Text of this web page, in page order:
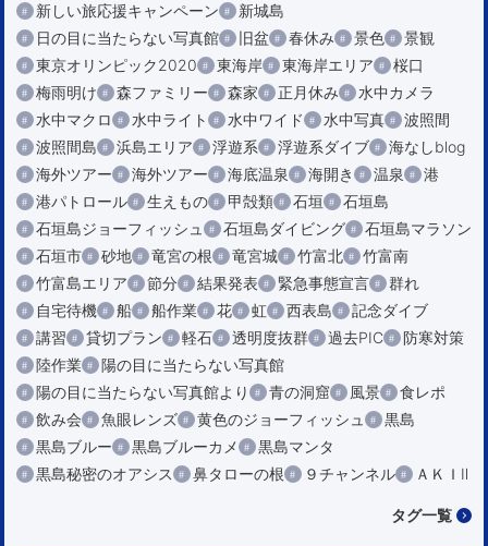
新しい旅応援キャンペーン
新城島
日の目に当たらない写真館
旧盆 春休み 景色
景観
東京オリンピック2020
東海岸 東海岸エリア
桜口
梅雨明け
森ファミリー 森家 正月休み
水中カメラ
水中マクロ
水中ライト 水中ワイド 水中写真
波照間
波照間島
浜島エリア 浮遊系 浮遊系ダイブ
海なしblog
海外ツアー
海外ツアー 海底温泉 海開き 温泉
港
港パトロール
生えもの 甲殻類 石垣
石垣島
石垣島ジョーフィッシュ
石垣島ダイビング
石垣島マラソン
石垣市
砂地 竜宮の根 竜宮城 竹富北
竹富南
竹富島エリア
節分 結果発表 緊急事態宣言
群れ
自宅待機
船 船作業 花 虹 西表島
記念ダイブ
講習
貸切プラン 軽石 透明度抜群 過去PIC
防寒対策
陸作業
陽の目に当たらない写真館
陽の目に当たらない写真館より
青の洞窟 風景
食レポ
飲み会
魚眼レンズ 黄色のジョーフィッシュ
黒島
黒島ブルー
黒島ブルーカメ
黒島マンタ
黒島秘密のオアシス
鼻タローの根 ９チャンネル ＡＫＩⅡ
タグ一覧